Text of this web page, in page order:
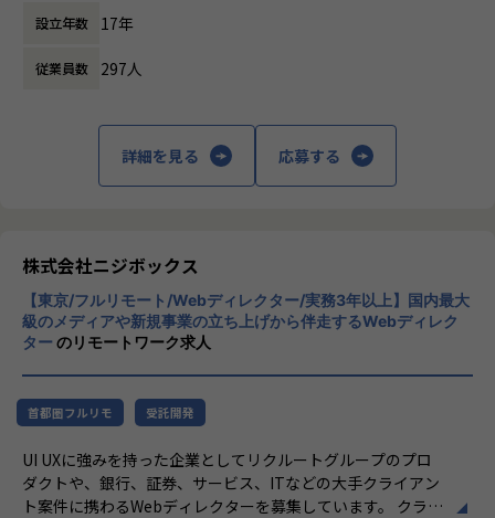
よる仕組みの構築
・adobe analytics まわりの管理、運用
・データを利用した業務において基本的に必要となるスキル
を獲得することができる
・ビジネスとデータ諸技術の組み合わせた業務を経験するこ
・アナリティクスエンジニア、テクニカル領域のPM、データ
プランナー等様々な領域にキャリアを広げることができる
・データエンジニアリング領域の充実した研修環境
無
ングなどを通じて、お客様のビジネスに伴走
私たちはこの言葉を企業のVisionとしていま
す。
とらえること。
期待を大きく超える新たな価値を共に創り出
すこと。皆さまがサービスの成長を志したと
きに、
真っ先にニジボックスを思い浮かべていただ
けることを目指しています。
設立年数 17年
従業員数 297人
詳細を見る 応募する
株式会社ニジボックス
【東京/フルリモート/Webディレクター/実務3年以上】国内最大
級のメディアや新規事業の立ち上げから伴走するWebディレク
ターのリモートワーク求人
首都圏フルリモ 受託開発
UI UXに強みを持った企業としてリクルートグループのプロ
ダクトや、銀行、証券、サービス、ITなどの大手クライアン
ト案件に携わるWebディレクターを募集しています。 クライ